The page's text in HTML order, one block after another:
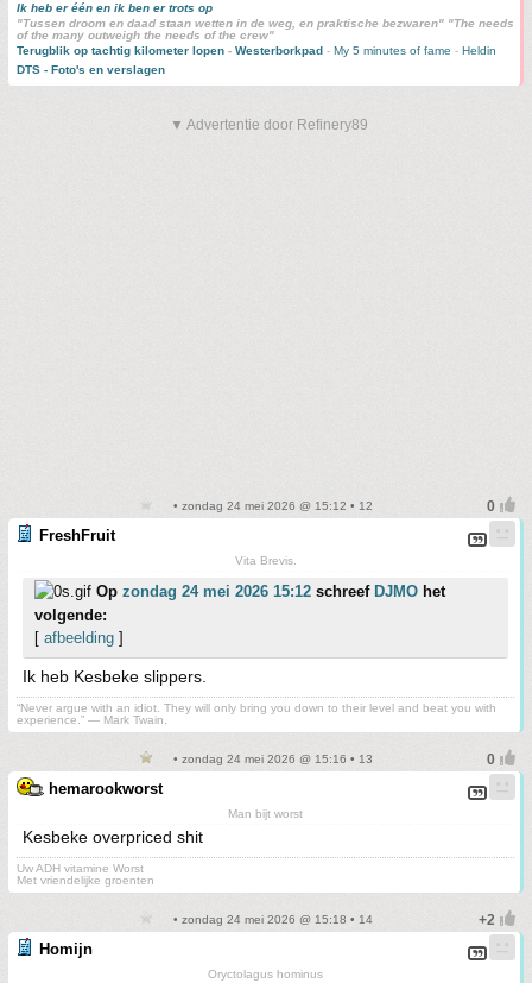
Ik heb er één en ik ben er trots op
"Tussen droom en daad staan wetten in de weg, en praktische bezwaren" "The needs
of the many outweigh the needs of the crew"
Terugblik op tachtig kilometer lopen - Westerborkpad - My 5 minutes of fame - Heldin
DTS - Foto's en verslagen
▼ Advertentie door Refinery89
• zondag 24 mei 2026 @ 15:12 • 12
FreshFruit
Vita Brevis.
Op zondag 24 mei 2026 15:12 schreef DJMO het
volgende:
[ afbeelding ]
Ik heb Kesbeke slippers.
“Never argue with an idiot. They will only bring you down to their level and beat you with
experience.” ― Mark Twain.
• zondag 24 mei 2026 @ 15:16 • 13
hemarookworst
Man bijt worst
Kesbeke overpriced shit
Uw ADH vitamine Worst
Met vriendelijke groenten
• zondag 24 mei 2026 @ 15:18 • 14
Homijn
Oryctolagus hominus